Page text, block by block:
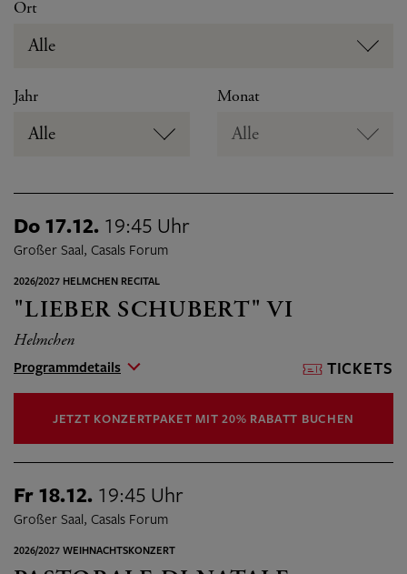
Ort
Alle
Jahr
Alle
Monat
Alle
Do 17.12. 19:45 Uhr
Großer Saal, Casals Forum
2026/2027 HELMCHEN RECITAL
"LIEBER SCHUBERT" VI
Helmchen
Programmdetails TICKETS
JETZT KONZERTPAKET MIT 20% RABATT BUCHEN
Fr 18.12. 19:45 Uhr
Großer Saal, Casals Forum
2026/2027 WEIHNACHTSKONZERT